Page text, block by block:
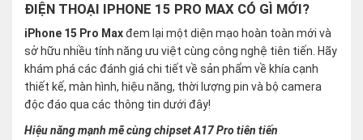
ĐIỆN THOẠI IPHONE 15 PRO MAX CÓ GÌ MỚI?
iPhone 15 Pro Maxđem lại một diện mạo hoàn toàn mới và
sở hữu nhiều tính năng ưu việt cùng công nghệ tiên tiến. Hãy
khám phá các đánh giá chi tiết về sản phẩm về khía cạnh
thiết kế, màn hình, hiệu năng, thời lượng pin và bộ camera
độc đáo qua các thông tin dưới đây!
Hiệu năng mạnh mẽ cùng chipset A17 Pro tiên tiến